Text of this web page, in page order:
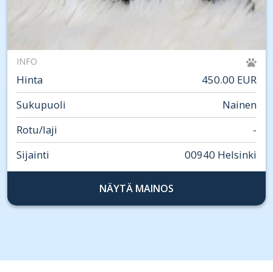
INFO
Hinta
450.00 EUR
Sukupuoli
Nainen
Rotu/laji
-
Sijainti
00940 Helsinki
NÄYTÄ MAINOS